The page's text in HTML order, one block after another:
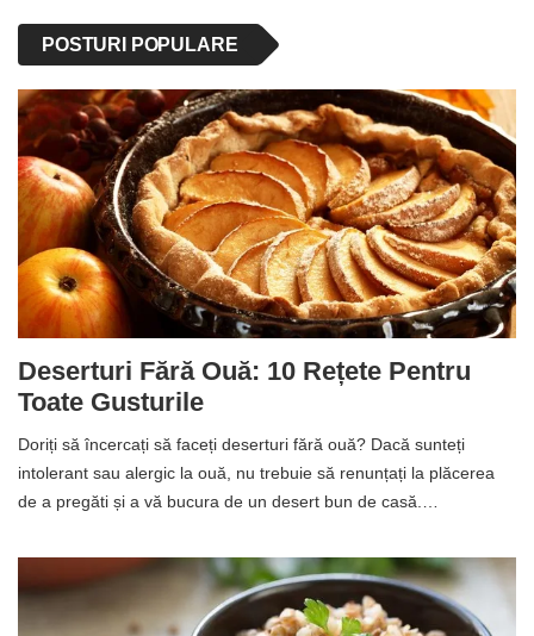
POSTURI POPULARE
Deserturi Fără Ouă: 10 Rețete Pentru
Toate Gusturile
Doriți să încercați să faceți deserturi fără ouă? Dacă sunteți
intolerant sau alergic la ouă, nu trebuie să renunțați la plăcerea
de a pregăti și a vă bucura de un desert bun de casă.…